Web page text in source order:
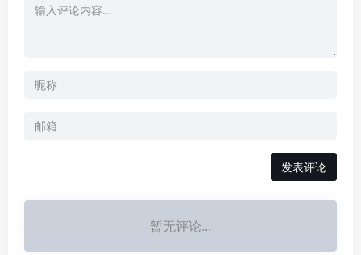
发表评论
暂无评论...